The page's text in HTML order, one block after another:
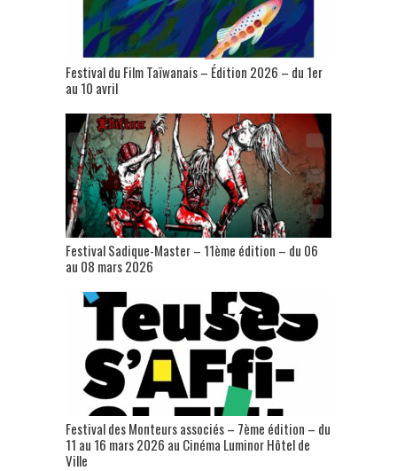
Festival du Film Taïwanais – Édition 2026 – du 1er
au 10 avril
Festival Sadique-Master – 11ème édition – du 06
au 08 mars 2026
Festival des Monteurs associés – 7ème édition – du
11 au 16 mars 2026 au Cinéma Luminor Hôtel de
Ville